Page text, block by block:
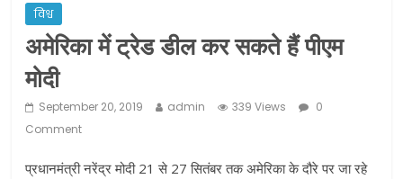
दो हफ्ते के लिए बढ़ाया लॉकडाउन: गृह मंत्रालय
विश्व
अमेरिका में ट्रेड डील कर सकते हैं पीएम
मोदी
September 20, 2019 admin 339 Views
0
Comment
प्रधानमंत्री नरेंद्र मोदी 21 से 27 सितंबर तक अमेरिका के दौरे पर जा रहे